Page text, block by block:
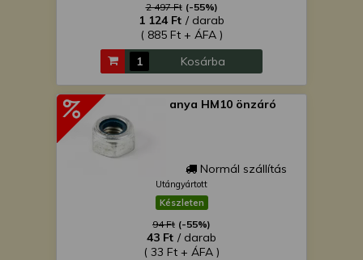
2 497 Ft (-55%)
1 124 Ft / darab
( 885 Ft + ÁFA )
Kosárba
anya HM10 önzáró
Normál szállítás
Utángyártott
Készleten
94 Ft (-55%)
43 Ft / darab
( 33 Ft + ÁFA )